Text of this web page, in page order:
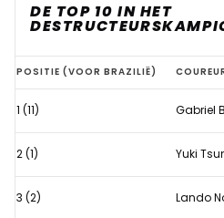
DE TOP 10 IN HET
Ongewild
F1-
klassement
krijgt
lijstaanvoerder
POSITIE (VOOR BRAZILIË)
1 (11) Gabriel
2 (1) Yuki
3 (2) Lando